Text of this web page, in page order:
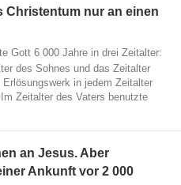
Christentum nur an einen
Gott 6 000 Jahre in drei Zeitalter:
des Sohnes und das Zeitalter
in jedem Zeitalter
Zeitalter des Vaters benutzte
an Jesus. Aber
Ankunft vor 2 000